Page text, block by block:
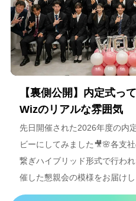
【裏側公開】内定式っ
Wizのリアルな雰囲気
先日開催された2026年度の内
ビーにしてみました🎥🌸各支
繋ぎハイブリッド形式で行わ
催した懇親会の模様をお届け
ださいね＾＾